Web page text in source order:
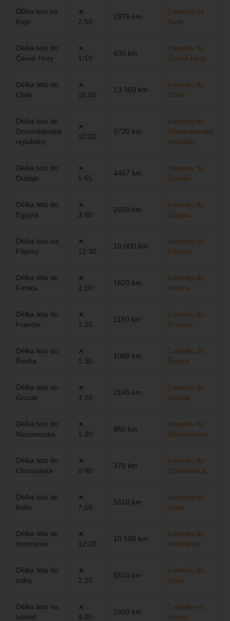
Dĺžka letu na
Kypr
🛪
2:50
1975 km
Letenky na
Kypr
Délka letu do
Černé Hory
🛪
1:10
630 km
Letenky do
Černé Hory
Délka letu do
Chile
🛪
15:50
13 360 km
Letenky do
Chile
Délka letu do
Dominikánské
republiky
🛪
10:20
8720 km
Letenky do
Dominikánské
republiky
Délka letu do
Dubaje
🛪
5:55
4467 km
Letenky do
Dubaje
Délka letu do
Egypta
🛪
3:40
2650 km
Letenky do
Egypta
Délka letu na
Filipíny
🛪
12:30
10 000 km
Letenky na
Filipíny
Délka letu do
Finska
🛪
2:10
1620 km
Letenky do
Finska
Délka letu do
Francie
🛪
1:20
1150 km
Letenky do
Francie
Délka letu do
Řecka
🛪
1:30
1080 km
Letenky do
Řecka
Délka letu do
Gruzie
🛪
3:20
2145 km
Letenky do
Gruzie
Délka letu do
Nizozemska
🛪
1:30
950 km
Letenky do
Nizozemska
Délka letu do
Chorvatska
🛪
0:40
370 km
Letenky do
Chorvatska
Délka letu do
Indie
🛪
7:10
5510 km
Letenky do
Indie
Délka letu do
Indonésie
🛪
12:20
10 580 km
Letenky do
Indonésie
Délka letu do
Irska
🛪
2:30
5510 km
Letenky do
Irska
Délka letu na
Island
🛪
4:00
2920 km
Letenky na
Island